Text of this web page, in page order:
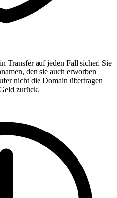
Transfer auf jeden Fall sicher. Sie
den sie auch erworben
nicht die Domain übertragen
zurück.